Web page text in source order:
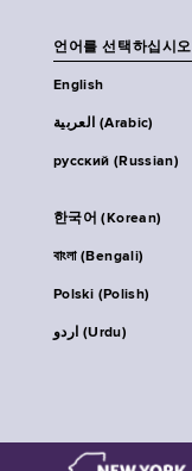
언어를 선택하십시오
English
العربية (Arabic)
русский (Russian)
한국어 (Korean)
বাংলা (Bengali)
Polski (Polish)
اردو (Urdu)